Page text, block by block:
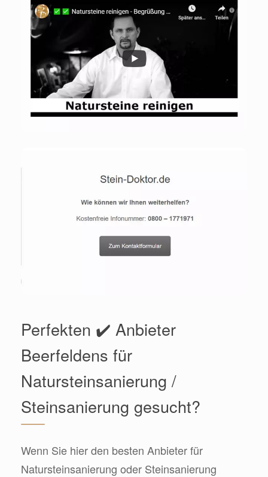
Perfekten ✔️ Anbieter
Beerfeldens für
Natursteinsanierung /
Steinsanierung gesucht?
Wenn Sie hier den besten Anbieter für
Natursteinsanierung oder Steinsanierung